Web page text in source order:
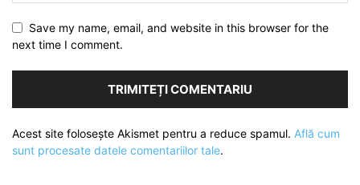
Save my name, email, and website in this browser for the
next time I comment.
Acest site folosește Akismet pentru a reduce spamul. Află cum
sunt procesate datele comentariilor tale.